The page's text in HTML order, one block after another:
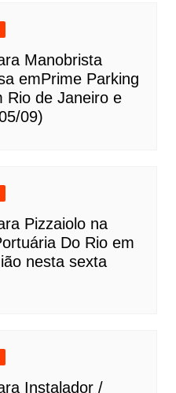
Manobrista
emPrime Parking
Rio de Janeiro e
09)
Pizzaiolo na
Do Rio em
nesta sexta
Instalador /